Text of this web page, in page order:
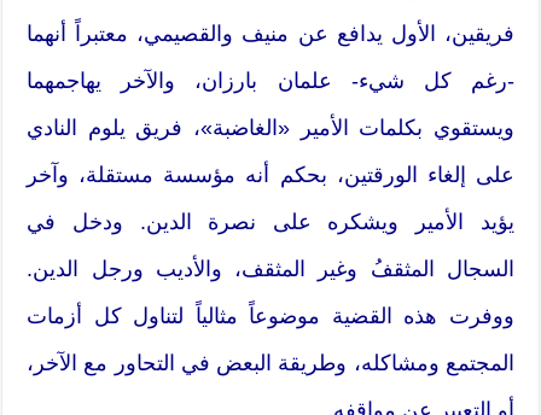
فريقين، الأول يدافع عن منيف والقصيمي، معتبراً أنهما
-رغم كل شيء- علمان بارزان، والآخر يهاجمهما
ويستقوي بكلمات الأمير «الغاضبة»، فريق يلوم النادي
على إلغاء الورقتين، بحكم أنه مؤسسة مستقلة، وآخر
يؤيد الأمير ويشكره على نصرة الدين. ودخل في
السجال المثقفُ وغير المثقف، والأديب ورجل الدين.
ووفرت هذه القضية موضوعاً مثالياً لتناول كل أزمات
المجتمع ومشاكله، وطريقة البعض في التحاور مع الآخر،
أو التعبير عن مواقفه.